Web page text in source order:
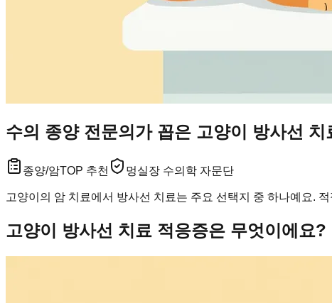
수의 종양 전문의가 꼽은 고양이 방사선 치
종양/암TOP 추천 멍실장 수의학 자문단
고양이의 암 치료에서 방사선 치료는 주요 선택지 중 하나예요.
고양이 방사선 치료 적응증은 무엇이에요?